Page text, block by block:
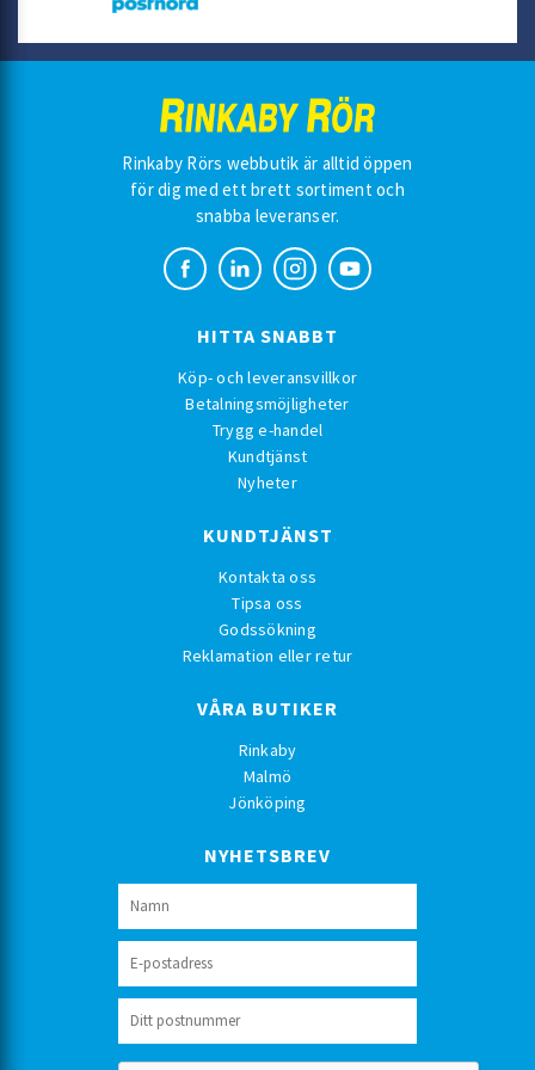
Rinkaby Rörs webbutik är alltid öppen
för dig med ett brett sortiment och
snabba leveranser.
HITTA SNABBT
Köp- och leveransvillkor
Betalningsmöjligheter
Trygg e-handel
Kundtjänst
Nyheter
KUNDTJÄNST
Kontakta oss
Tipsa oss
Godssökning
Reklamation eller retur
VÅRA BUTIKER
Rinkaby
Malmö
Jönköping
NYHETSBREV